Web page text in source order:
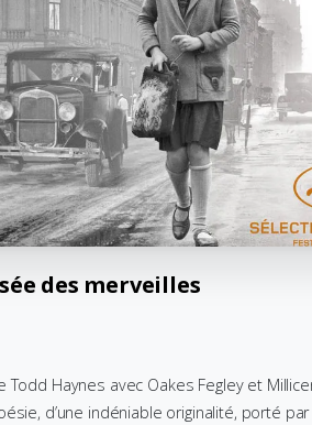
des merveilles
Todd Haynes avec Oakes Fegley et
d’une indéniable originalité, porté